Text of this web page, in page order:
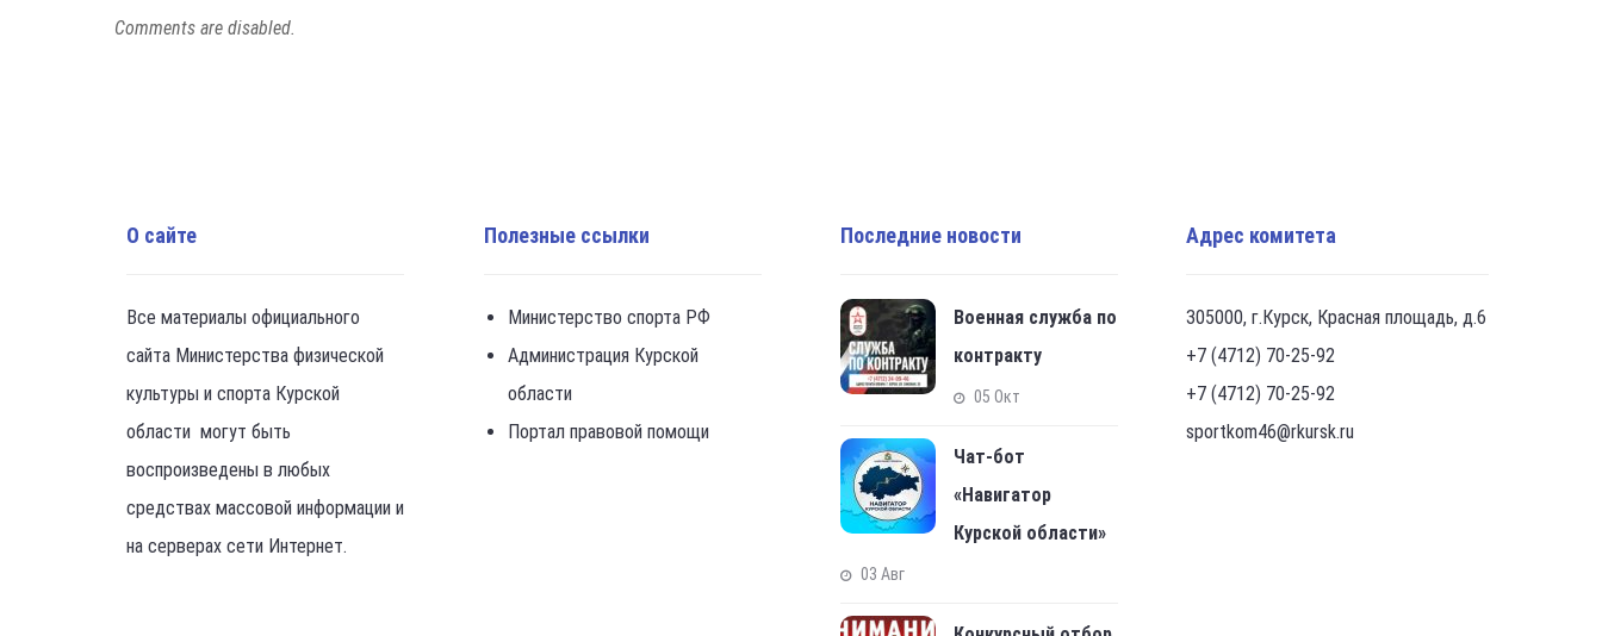
Comments are disabled.
О сайте
Все материалы официального
сайта Министерства физической
культуры и спорта Курской
области могут быть
воспроизведены в любых
средствах массовой информации и
на серверах сети Интернет.
Полезные ссылки
Министерство спорта РФ
Администрация Курской
области
Портал правовой помощи
Последние новости
Военная служба по
контракту
05 Окт
Чат-бот
«Навигатор
Курской области»
03 Авг
Адрес комитета
305000, г.Курск, Красная площадь, д.6
+7 (4712) 70-25-92
+7 (4712) 70-25-92
sportkom46@rkursk.ru